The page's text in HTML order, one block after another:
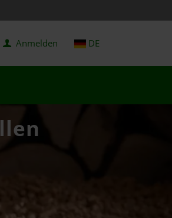
Anmelden DE